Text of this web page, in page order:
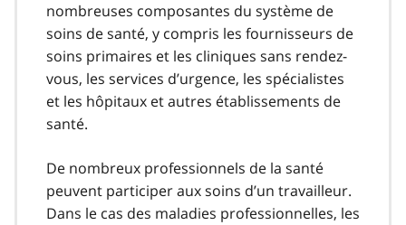
nombreuses composantes du système de
soins de santé, y compris les fournisseurs de
soins primaires et les cliniques sans rendez-
vous, les services d’urgence, les spécialistes
et les hôpitaux et autres établissements de
santé.
De nombreux professionnels de la santé
peuvent participer aux soins d’un travailleur.
Dans le cas des maladies professionnelles, les